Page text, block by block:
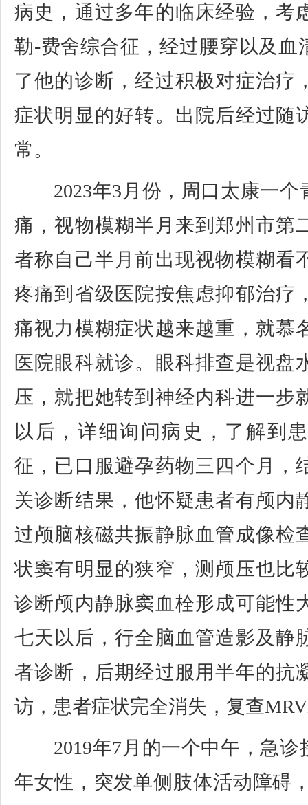
病史，通过多年的临床经验，考
勒-费舍综合征，经过腰穿以及血
了他的诊断，经过积极对症治疗
症状明显的好转。出院后经过随
常。
2023年3月份，周口太康一个
痛，视物模糊半月来到郑州市第
者称自己半月前出现视物模糊看
疼痛到省级医院按焦虑抑郁治疗
痛视力模糊症状越来越重，就慕
医院眼科就诊。眼科排查是视盘
压，就把她转到神经内科进一步
以后，详细询问病史，了解到
征，已口服避孕药物三四个月，
关诊断结果，他怀疑患者有颅内
过颅脑核磁共振静脉血管成像检
状窦有明显的狭窄，测颅压也比
诊断颅内静脉窦血栓形成可能性
七天以后，行全脑血管造影及静
者诊断，后期经过服用半年的抗
访，患者症状完全消失，复查
2019年7月的一个中午，急诊
年女性，突发单侧肢体活动障碍